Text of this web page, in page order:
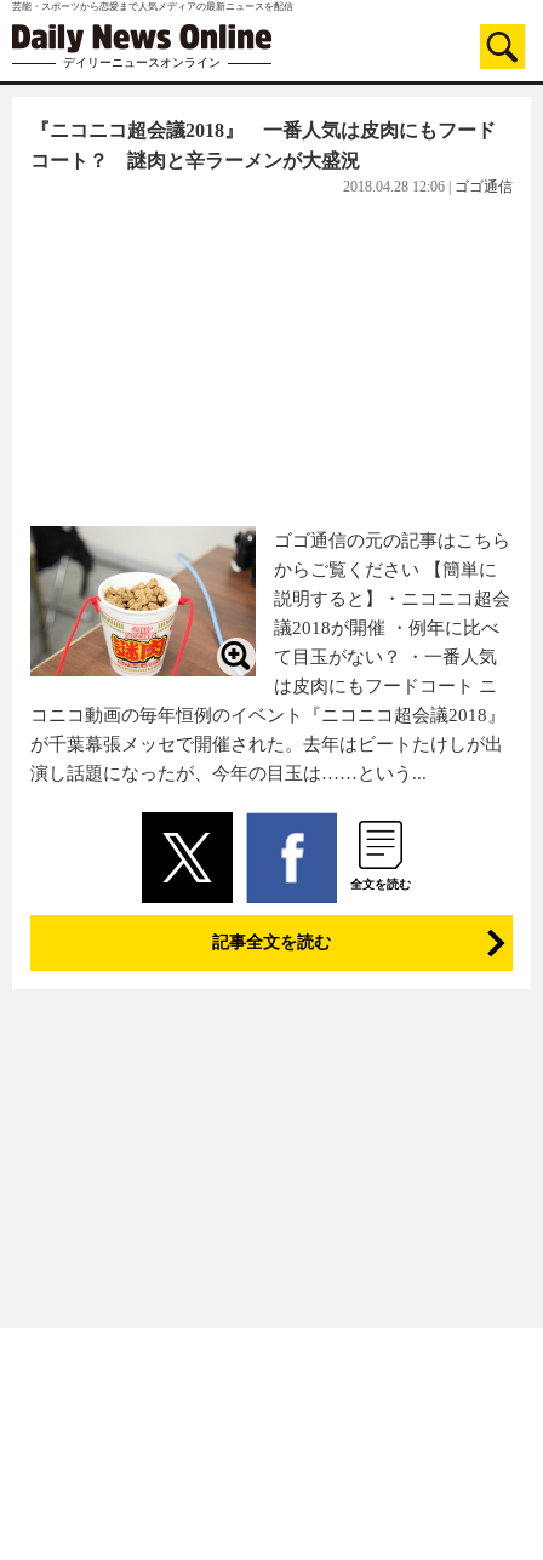
芸能・スポーツから恋愛まで人気メディアの最新ニュースを配信
デイリーニュースオンライン
『ニコニコ超会議2018』 一番人気は皮肉にもフード
コート？ 謎肉と辛ラーメンが大盛況
2018.04.28 12:06 ゴゴ通信
ゴゴ通信の元の記事はこちら
からご覧ください 【簡単に
説明すると】・ニコニコ超会
議2018が開催 ・例年に比べ
て目玉がない？ ・一番人気
は皮肉にもフードコート ニ
コニコ動画の毎年恒例のイベント『ニコニコ超会議2018』
が千葉幕張メッセで開催された。去年はビートたけしが出
演し話題になったが、今年の目玉は……という...
全文を読む
記事全文を読む